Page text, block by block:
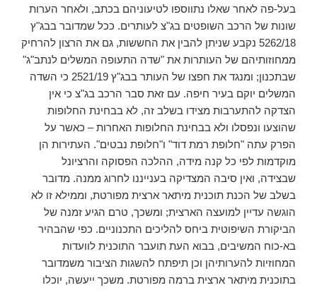
בעל-פה לאחר שאלו נתווספו לטיעוניהם בכתב, ולאחר הערות
שונות של הרכב השופטים בג"צ לעותרים. ככל שמדובר בבג"ץ
5262/18 נקבע שניתן להבין את החששות, גם את הרצון להרחיק
ממחוזותיהם של העותרות את "שדה התעופה המשלים לנתב"ג"
שבתכנון; ומנגד את חפצו של העותר בבג"ץ 2521/19 כי השדה
המשלים יוקם בעיר חיפה. עם זאת סבר הרכב בג"צ כי אין
הצדקה להתערבות מצידו בשלב זה, לא בבחינת החלופות
שהוצעו ונפסלו ולא בבחינת החלופות האחרות – כאשר על
הפרק עתה "חלופת רמת דוד" ו"חלופת נבטים". העתירות הן
מוקדמות לפי כל קנה מידה, ההלכה הפסוקה והרציונל
שבצידה, ואין סיבה המצדיקה בענייננו לחרוג ממנה. מדובר
בשלב של הכנת תוכנית מיתאר ארצית מפורטת, וממילא זו לא
הוגשה עדיין למועצה הארצית; ומשכך, טרם הגיע זמנה של
הביקורת השיפוטית ביחס להליכים התכנוניים. כפי שהבהיר
בא-כוח המשיבים, בבוא העת תועבר התוכנית לוועדות
המחוזיות להערותיהן וכן תיפתח להשגות הציבור משמדובר
בתוכנית מיתאר ארצית ברמה מפורטת. משכך ייעשה, יוכלו